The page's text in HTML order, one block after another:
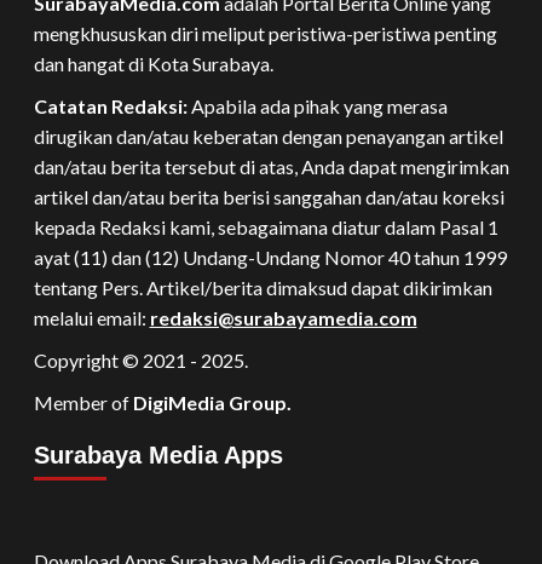
mengkhususkan diri meliput peristiwa-peristiwa penting
dan hangat di Kota Surabaya.
Catatan Redaksi:Apabila ada pihak yang merasa
dirugikan dan/atau keberatan dengan penayangan artikel
dan/atau berita tersebut di atas, Anda dapat mengirimkan
artikel dan/atau berita berisi sanggahan dan/atau koreksi
kepada Redaksi kami, sebagaimana diatur dalam Pasal 1
ayat (11) dan (12) Undang-Undang Nomor 40 tahun 1999
tentang Pers. Artikel/berita dimaksud dapat dikirimkan
melalui email: redaksi@surabayamedia.com
Copyright © 2021 - 2025.
Member of DigiMedia Group.
Surabaya Media Apps